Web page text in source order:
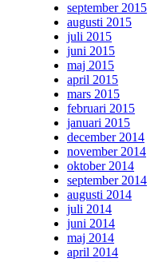
september 2015
augusti 2015
juli 2015
juni 2015
maj 2015
april 2015
mars 2015
februari 2015
januari 2015
december 2014
november 2014
oktober 2014
september 2014
augusti 2014
juli 2014
juni 2014
maj 2014
april 2014